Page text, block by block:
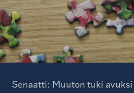
Senaatti: Muuton tuki avuksi